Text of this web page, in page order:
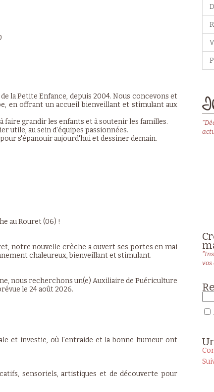
la Petite Enfance, depuis 2004. Nous concevons et
en offrant un accueil bienveillant et stimulant aux
faire grandir les enfants et à soutenir les familles.
utile, au sein d'équipes passionnées.
s'épanouir aujourd'hui et dessiner demain.
au Rouret (06) !
notre nouvelle crèche a ouvert ses portes en mai
chaleureux, bienveillant et stimulant.
nous recherchons un(e) Auxiliaire de Puériculture
le 24 août 2026.
et investie, où l'entraide et la bonne humeur ont
sensoriels, artistiques et de découverte pour
vos